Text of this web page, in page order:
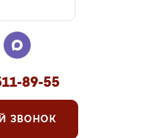
89-55
ЗВОНОК